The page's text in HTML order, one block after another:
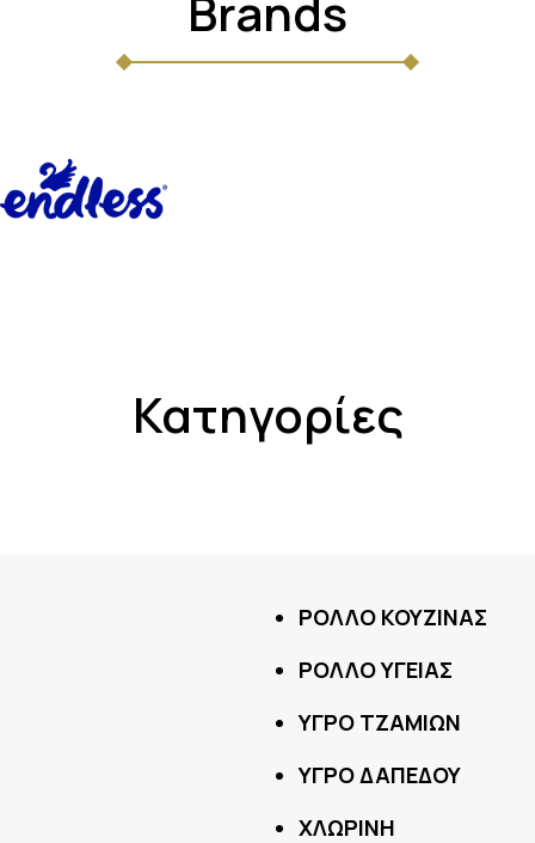
Κατηγορίες
ΡΟΛΛΟ ΚΟΥΖΙΝΑΣ
ΡΟΛΛΟ ΥΓΕΙΑΣ
ΥΓΡΟ ΤΖΑΜΙΩΝ
ΥΓΡΟ ΔΑΠΕΔΟΥ
ΧΛΩΡΙΝΗ